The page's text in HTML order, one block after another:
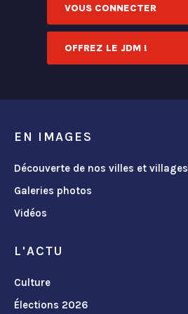
VOUS CONNECTER
OFFREZ LE JDM !
EN IMAGES
Découverte de nos villes et villages
Galeries photos
Vidéos
L'ACTU
Culture
Élections 2026